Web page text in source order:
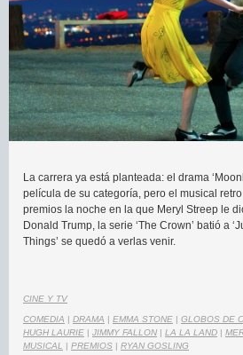
La carrera ya está planteada: el drama
película de su categoría, pero el musical retro
premios la noche en la que Meryl Streep le
Donald Trump, la serie ‘The Crown’ batió a
Things’ se quedó a verlas venir.
CINE Y TV
COMEDIA | DRAMA | EMMA STONE | GLOBOS DE
HUGH LAURIE | JIMMY FALLON | LA LA LAND |
MUSICAL
| PREMIOS | RYAN GOSLING